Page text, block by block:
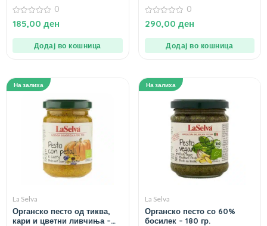
0
од
0
185,00 ден
Додај во кошница
0
од
0
290,00 ден
Додај во кошница
На залиха
La Selva
Органско песто од тиква,
кари и цветни ливчиња –
На залиха
La Selva
Органско песто со 60%
босилек – 180 гр.